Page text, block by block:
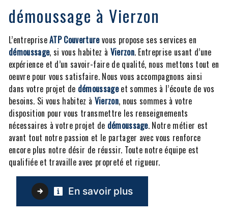
démoussage à Vierzon
L’entrepriseATP Couverturevous propose ses services en
démoussage, si vous habitez à Vierzon. Entreprise usant d’une
expérience et d’un savoir-faire de qualité, nous mettons tout en
oeuvre pour vous satisfaire. Nous vous accompagnons ainsi
dans votre projet de démoussageet sommes à l’écoute de vos
besoins. Si vous habitez à Vierzon, nous sommes à votre
disposition pour vous transmettre les renseignements
nécessaires à votre projet de démoussage. Notre métier est
avant tout notre passion et le partager avec vous renforce
encore plus notre désir de réussir. Toute notre équipe est
qualifiée et travaille avec propreté et rigueur.
En savoir plus